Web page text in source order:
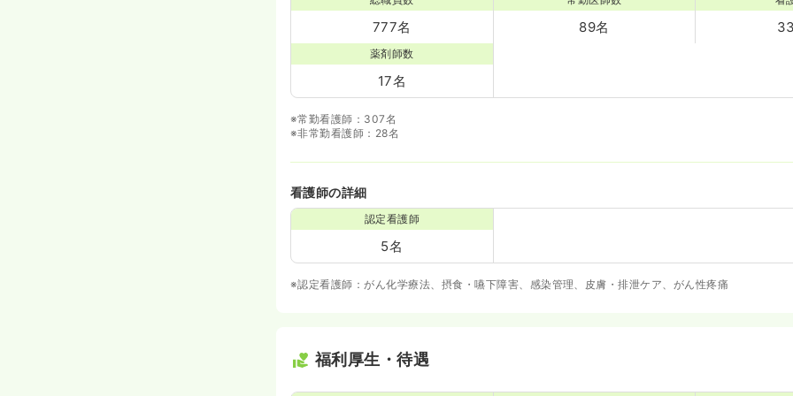
777名 89名
薬剤師数
17名
※常勤看護師：307名
※非常勤看護師：28名
看護師の詳細
認定看護師
5名
※認定看護師：がん化学療法、摂食・嚥下障害、感染管理、皮膚・排泄ケア、がん性疼痛
福利厚生・待遇